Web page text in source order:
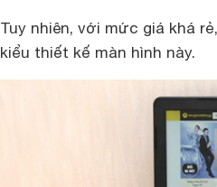
Tuy nhiên, với mức giá khá
kiểu thiết kế màn hình này.